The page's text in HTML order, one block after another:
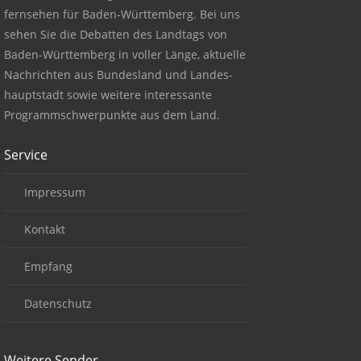
fernsehen für Baden-Württemberg. Bei uns
sehen Sie die Debatten des Landtags von
Baden-Württemberg in voller Länge, aktuelle
Nachrichten aus Bundesland und Landes-
hauptstadt sowie weitere interessante
Programmschwerpunkte aus dem Land.
Service
Impressum
Kontakt
Empfang
Datenschutz